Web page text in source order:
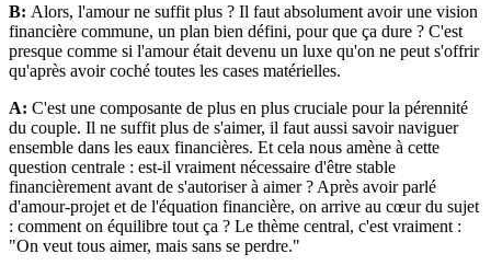
B: Alors, l'amour ne suffit plus ? Il faut absolument avoir une vision
financière commune, un plan bien défini, pour que ça dure ? C'est
presque comme si l'amour était devenu un luxe qu'on ne peut s'offrir
qu'après avoir coché toutes les cases matérielles.
A: C'est une composante de plus en plus cruciale pour la pérennité
du couple. Il ne suffit plus de s'aimer, il faut aussi savoir naviguer
ensemble dans les eaux financières. Et cela nous amène à cette
question centrale : est-il vraiment nécessaire d'être stable
financièrement avant de s'autoriser à aimer ? Après avoir parlé
d'amour-projet et de l'équation financière, on arrive au cœur du sujet
: comment on équilibre tout ça ? Le thème central, c'est vraiment :
"On veut tous aimer, mais sans se perdre."